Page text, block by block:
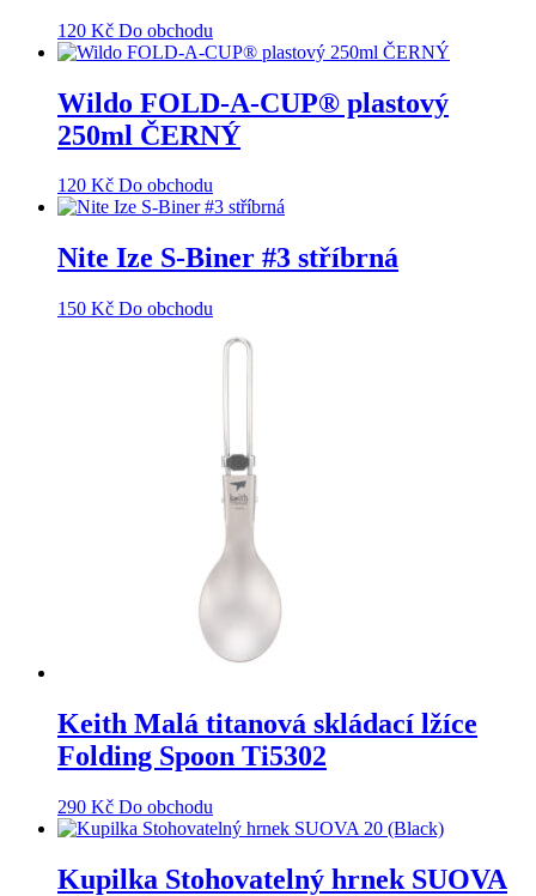
120 Kč Do obchodu
Wildo FOLD-A-CUP® plastový
250ml ČERNÝ
120 Kč Do obchodu
Nite Ize S-Biner #3 stříbrná
150 Kč Do obchodu
Keith Malá titanová skládací lžíce
Folding Spoon Ti5302
290 Kč Do obchodu
Kupilka Stohovatelný hrnek SUOVA